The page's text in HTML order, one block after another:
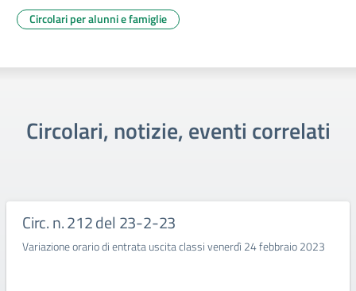
Circolari per alunni e famiglie
Circolari, notizie, eventi correlati
Circ. n. 212 del 23-2-23
Variazione orario di entrata uscita classi venerdì 24 febbraio 2023